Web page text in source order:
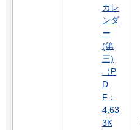
カレ
ンダ
ー
(第
三)
（P
D
F：
4,63
3K